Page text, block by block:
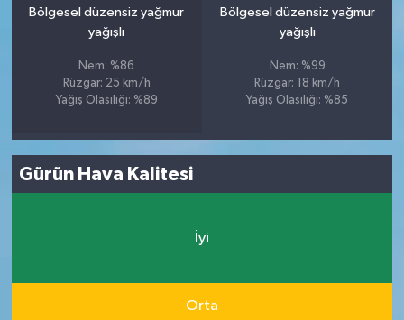
Bölgesel düzensiz yağmur
yağışlı
Nem: %86
Rüzgar: 25 km/h
Yağış Olasılığı: %89
Bölgesel düzensiz yağmur
yağışlı
Nem: %99
Rüzgar: 18 km/h
Yağış Olasılığı: %85
Gürün Hava Kalitesi
İyi
Orta